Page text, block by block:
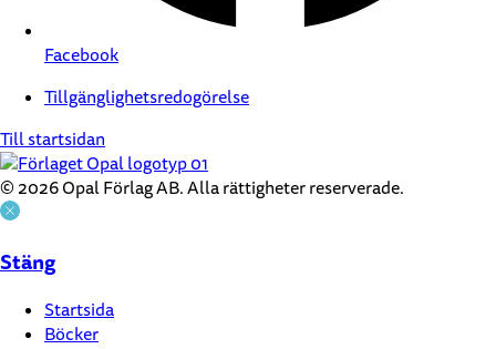
Facebook
Tillgänglighetsredogörelse
Till startsidan
© 2026 Opal Förlag AB. Alla rättigheter reserverade.
Stäng
Startsida
Böcker